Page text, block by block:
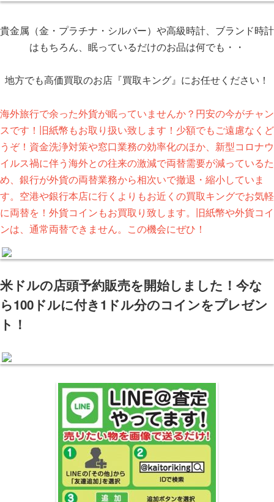
貴金属（金・プラチナ・シルバー）や高級時計、ブランド時計
はもちろん、眠っているだけのお品は何でも・・
地方でも高価買取のお店『買取キング』にお任せください！
海外旅行で余った外貨が眠っていませんか？円安の今がチャン
スです！旧紙幣もお取り扱い致します！少額でもご遠慮なくど
うぞ！資金洗浄対策や窓口業務の効率化のほか、新型コロナウ
イルス禍に伴う海外との往来の激減で両替需要が減っているた
め、銀行が外貨の両替業務から相次いで撤退・縮小していま
す。空港や銀行本店に行くよりもお近くの買取キングでお気軽
に両替を！外貨コインもお買取り致します。旧紙幣や外貨コイ
ンは、通常両替できません。この機会にぜひ！
米ドルの店頭予約販売を開始しました！今な
ら100ドルに付き1ドル分のコインをプレゼン
ト！